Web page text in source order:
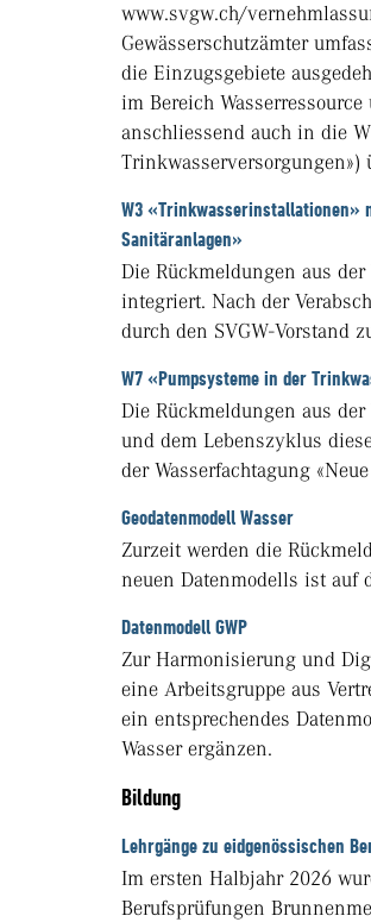
www.svgw.ch/
Gewässerschutzämter
die Einzugsgebiete
im Bereich
anschliessend auch in die
Trinkwasserversorgungen»)
W3 «Trinkwasserinstallationen»
Sanitäranlagen»
Die Rückmeldungen aus
integriert. Nach der
durch den SVGW-Vorstand
W7 «Pumpsysteme in der
Die Rückmeldungen aus
und dem Lebenszyklus
der Wasserfachtagung
Geodatenmodell Wasser
Zurzeit werden die
neuen Datenmodells ist auf
Datenmodell GWP
Zur Harmonisierung und
eine Arbeitsgruppe aus
ein entsprechendes
Wasser ergänzen.
Bildung
Lehrgänge zu eidgenössischen
Im ersten Halbjahr 2026
Berufsprüfungen